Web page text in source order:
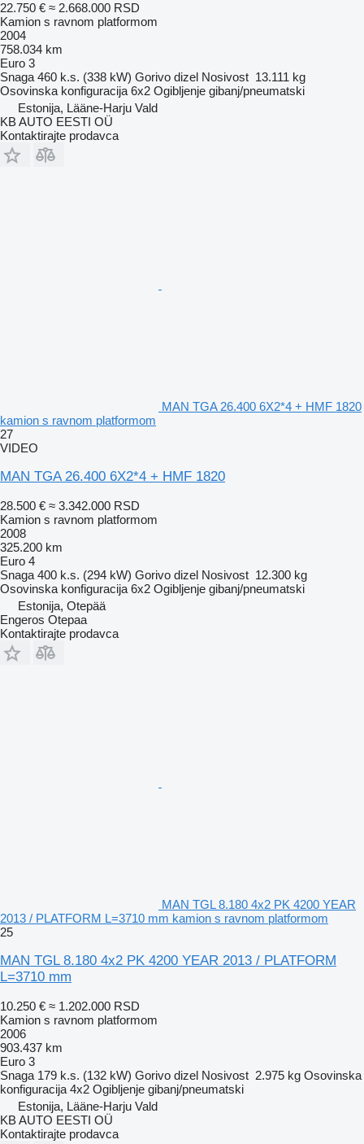
22.750 € ≈ 2.668.000 RSD
Kamion s ravnom platformom
2004
758.034 km
Euro 3
Snaga 460 k.s. (338 kW) Gorivo dizel Nosivost 13.111 kg
Osovinska konfiguracija 6x2 Ogibljenje gibanj/pneumatski
Estonija, Lääne-Harju Vald
KB AUTO EESTI OÜ
Kontaktirajte prodavca
MAN TGA 26.400 6X2*4 + HMF 1820
kamion s ravnom platformom
27
VIDEO
MAN TGA 26.400 6X2*4 + HMF 1820
28.500 € ≈ 3.342.000 RSD
Kamion s ravnom platformom
2008
325.200 km
Euro 4
Snaga 400 k.s. (294 kW) Gorivo dizel Nosivost 12.300 kg
Osovinska konfiguracija 6x2 Ogibljenje gibanj/pneumatski
Estonija, Otepää
Engeros Otepaa
Kontaktirajte prodavca
MAN TGL 8.180 4x2 PK 4200 YEAR
2013 / PLATFORM L=3710 mm kamion s ravnom platformom
25
MAN TGL 8.180 4x2 PK 4200 YEAR 2013 / PLATFORM
L=3710 mm
10.250 € ≈ 1.202.000 RSD
Kamion s ravnom platformom
2006
903.437 km
Euro 3
Snaga 179 k.s. (132 kW) Gorivo dizel Nosivost 2.975 kg Osovinska
konfiguracija 4x2 Ogibljenje gibanj/pneumatski
Estonija, Lääne-Harju Vald
KB AUTO EESTI OÜ
Kontaktirajte prodavca